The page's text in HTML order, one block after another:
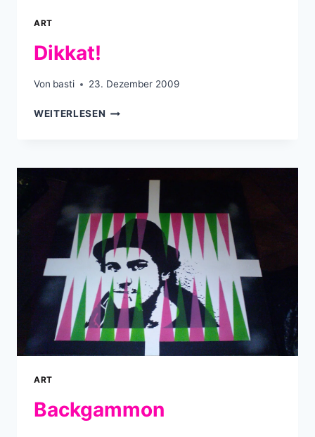
ART
Dikkat!
Von basti 23. Dezember 2009
WEITERLESEN DIKKAT!
ART
Backgammon